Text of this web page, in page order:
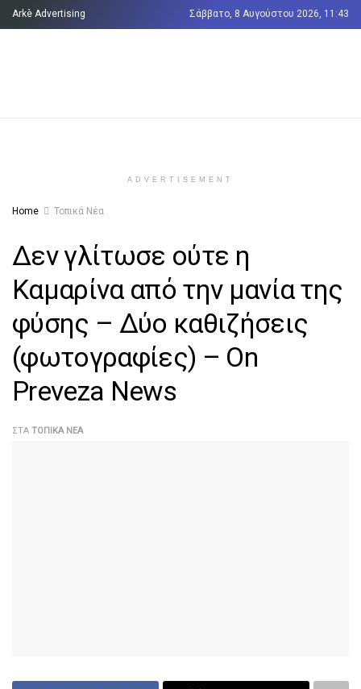
Arkè Advertising Σάββατο, 8 Αυγούστου 2026, 11:43
ADVERTISEMENT
Home Τοπικά Νέα
Δεν γλίτωσε ούτε η
Καμαρίνα από την μανία της
φύσης – Δύο καθιζήσεις
(φωτογραφίες) – On
Preveza News
ΣΤΑ ΤΟΠΙΚΆ ΝΈΑ